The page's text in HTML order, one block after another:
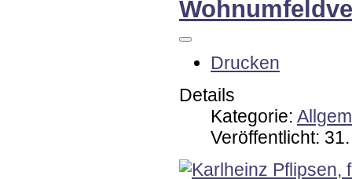
Drucken
Details
Kategorie:
Veröffentlicht: